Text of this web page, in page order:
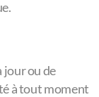
jour ou de
à tout moment